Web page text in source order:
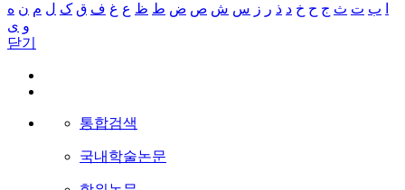
ب ت ث ج ح خ د ذ ر ز س ش ص ض ط ظ ع غ ف ق ک ل م ن ه
و ی
닫기
통합검색
국내학술논문